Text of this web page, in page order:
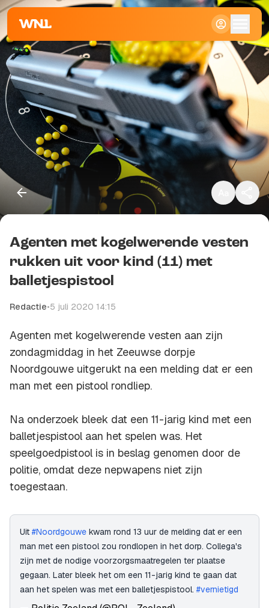
Klein
Standaard
Groot
Kopieer link
Agenten met kogelwerende vesten
rukken uit voor kind (11) met
balletjespistool
Redactie•5 juli 2020 14:15
Agenten met kogelwerende vesten aan zijn
zondagmiddag in het Zeeuwse dorpje
Noordgouwe uitgerukt na een melding dat er een
man met een pistool rondliep.
Na onderzoek bleek dat een 11-jarig kind met een
balletjespistool aan het spelen was. Het
speelgoedpistool is in beslag genomen door de
politie, omdat deze nepwapens niet zijn
toegestaan.
Uit #Noordgouwe kwam rond 13 uur de melding dat er een
man met een pistool zou rondlopen in het dorp. Collega's
zijn met de nodige voorzorgsmaatregelen ter plaatse
gegaan. Later bleek het om een 11-jarig kind te gaan dat
aan het spelen was met een balletjespistool. #vernietigd